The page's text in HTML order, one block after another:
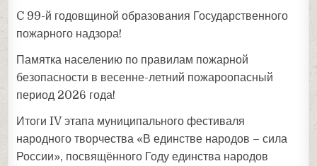
C 99-й годовщиной образования Государственного
пожарного надзора!
Памятка населению по правилам пожарной
безопасности в весенне-летний пожароопасный
период 2026 года!
Итоги IV этапа муниципального фестиваля
народного творчества «В единстве народов – сила
России», посвящённого Году единства народов